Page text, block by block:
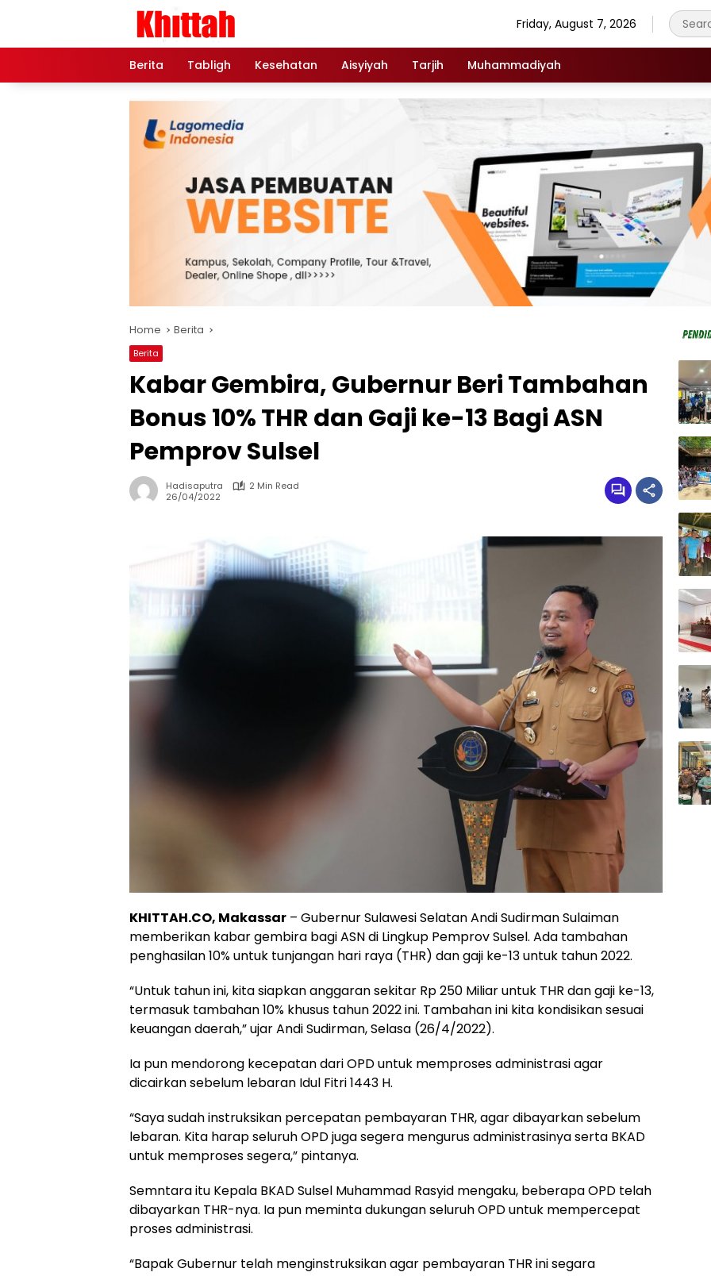
Friday, August 7, 2026
Berita Tabligh Kesehatan Aisyiyah Tarjih Muhammadiyah
Home Berita
Berita
Kabar Gembira, Gubernur Beri Tambahan
Bonus 10% THR dan Gaji ke-13 Bagi ASN
Pemprov Sulsel
Hadisaputra
2 Min Read
26/04/2022
KHITTAH.CO, Makassar – Gubernur Sulawesi Selatan Andi Sudirman Sulaiman
memberikan kabar gembira bagi ASN di Lingkup Pemprov Sulsel. Ada tambahan
penghasilan 10% untuk tunjangan hari raya (THR) dan gaji ke-13 untuk tahun 2022.
“Untuk tahun ini, kita siapkan anggaran sekitar Rp 250 Miliar untuk THR dan gaji ke-13,
termasuk tambahan 10% khusus tahun 2022 ini. Tambahan ini kita kondisikan sesuai
keuangan daerah,” ujar Andi Sudirman, Selasa (26/4/2022).
Ia pun mendorong kecepatan dari OPD untuk memproses administrasi agar
dicairkan sebelum lebaran Idul Fitri 1443 H.
“Saya sudah instruksikan percepatan pembayaran THR, agar dibayarkan sebelum
lebaran. Kita harap seluruh OPD juga segera mengurus administrasinya serta BKAD
untuk memproses segera,” pintanya.
Semntara itu Kepala BKAD Sulsel Muhammad Rasyid mengaku, beberapa OPD telah
dibayarkan THR-nya. Ia pun meminta dukungan seluruh OPD untuk mempercepat
proses administrasi.
“Bapak Gubernur telah menginstruksikan agar pembayaran THR ini segara